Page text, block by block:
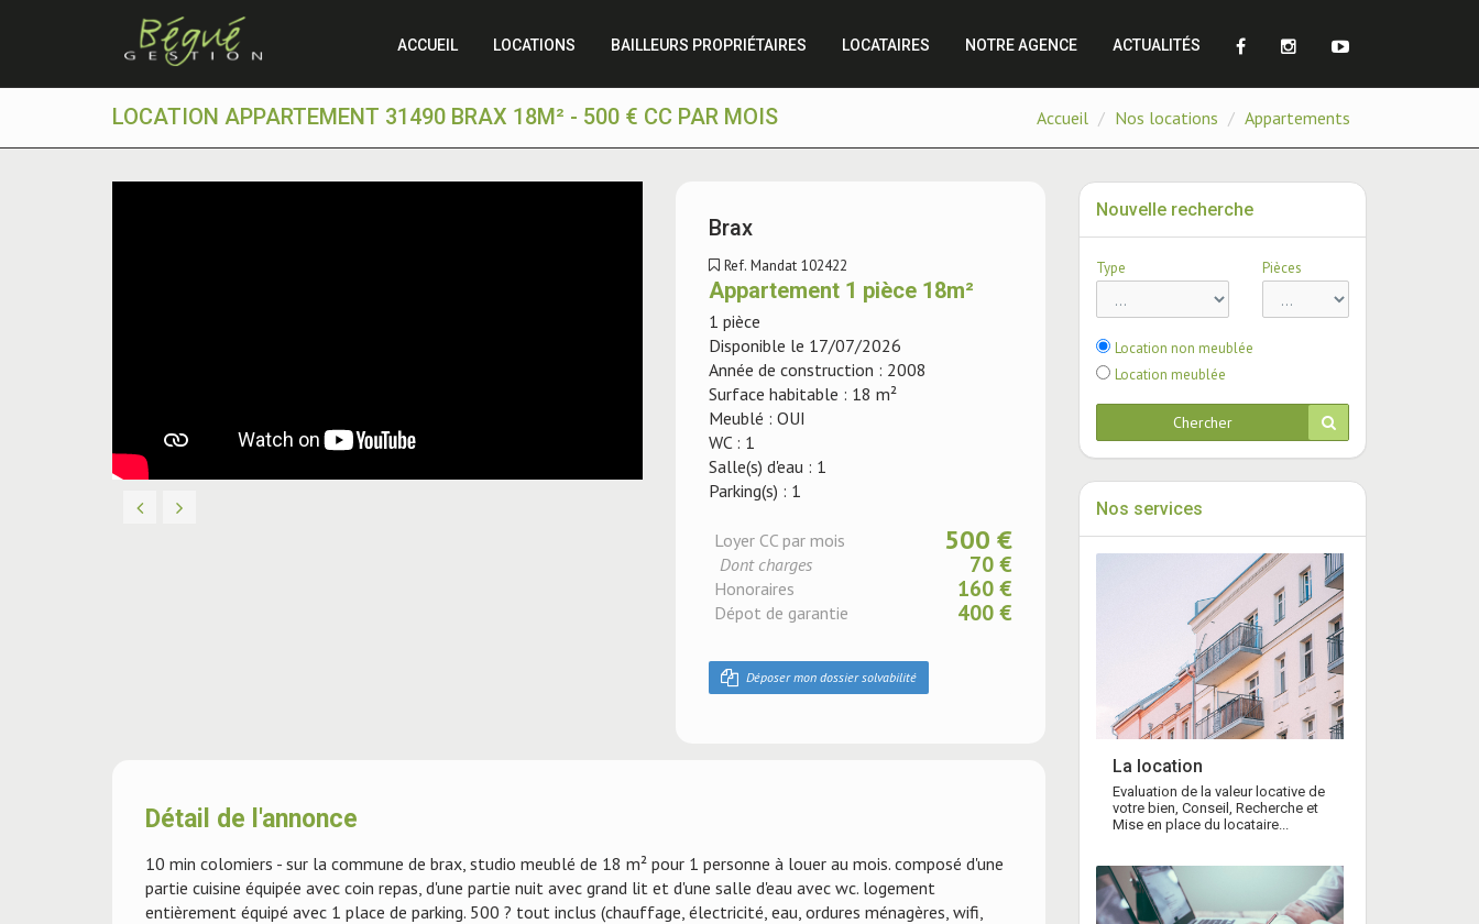
ACCUEIL LOCATIONS BAILLEURS PROPRIÉTAIRES LOCATAIRES NOTRE AGENCE ACTUALITÉS
LOCATION APPARTEMENT 31490 BRAX 18M² - 500 € CC PAR MOIS Accueil Nos locations Appartements
Brax
Ref. Mandat 102422
Appartement 1 pièce 18m²
1 pièce
Disponible le 17/07/2026
Année de construction : 2008
Surface habitable : 18 m²
Meublé : OUI
WC : 1
Salle(s) d'eau : 1
Parking(s) : 1
Loyer CC par mois 500 €
Dont charges 70 €
Honoraires 160 €
Dépot de garantie 400 €
Déposer mon dossier solvabilité
Détail de l'annonce
10 min colomiers - sur la commune de brax, studio meublé de 18 m² pour 1 personne à louer au mois. composé d'une
partie cuisine équipée avec coin repas, d'une partie nuit avec grand lit et d'une salle d'eau avec wc. logement
entièrement équipé avec 1 place de parking. 500 ? tout inclus (chauffage, électricité, eau, ordures ménagères, wifi,
Nouvelle recherche
Type Pièces
Location non meublée
Location meublée
Chercher
Nos services
La location
Evaluation de la valeur locative de
votre bien, Conseil, Recherche et
Mise en place du locataire...